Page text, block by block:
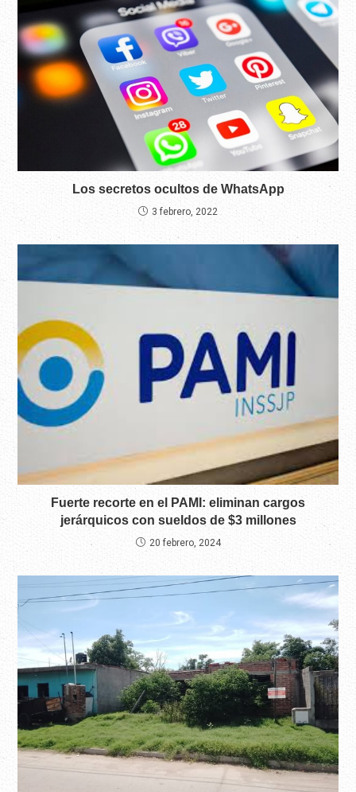
Los secretos ocultos de WhatsApp
3 febrero, 2022
Fuerte recorte en el PAMI: eliminan cargos
jerárquicos con sueldos de $3 millones
20 febrero, 2024